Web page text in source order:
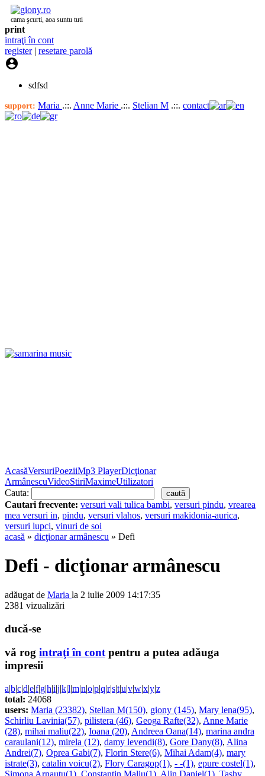
cama şcurti, aoa suntu tuti
print
intraţi în cont
register| resetare parolă

sdfsd
support: Maria .::. Anne Marie .::. Stelian M .::. contact
AcasăVersuriPoeziiMp3 PlayerDicţionar
ArmânescuVideoStiriMaximeUtilizatori
Cauta:
Cautari frecvente: versuri vali tulica bambi, versuri pindu, vrearea
mea versuri in, pindu, versuri vlahos, versuri makidonia-aurica,
versuri lupci, vinuri de soi
acasă » dicţionar armânescu » Defi
Defi - dicţionar armânescu
adăugat de Maria la 2 iulie 2009 14:17:35
2381 vizualizări
ducă-se
vă rog intraţi în contpentru a putea adăuga
impresii
a|b|c|d|e|f|g|h|i|j|k|l|m|n|o|p|q|r|s|t|u|v|w|x|y|z
total: 24068
users: Maria (23382), Stelian M(150), giony (145), Mary lena(95),
Schirliu Lavinia(57), pilistera (46), Geoga Rafte(32), Anne Marie
(28), mihai maliu(22), Ioana (20), Andreea Oana(14), marina andra
caraulani(12), mirela (12), damy levendi(8), Gore Dany(8), Alina
Andrei(7), Oprea Gabi(7), Florin Stere(6), Mihai Adam(4), mary
istrate(3), catalin voicu(2), Flory Caragop(1), - -(1), epure costel(1),
Simona Arnautu(1), Constantin Maliu(1), Alin Daniel(1), Tashy